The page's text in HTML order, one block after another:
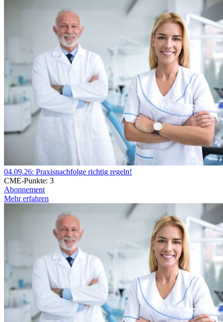
04.09.26: Praxisnachfolge richtig regeln!
CME-Punkte: 3
Abonnement
Mehr erfahren